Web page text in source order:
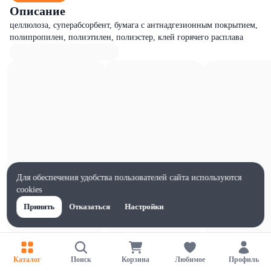
Описание
целлюлоза, суперабсорбент, бумага с антнадгезионным покрытием,
полипропилен, полиэтилен, полиэстер, клей горячего расплава
Характеристики
Ширина, мм
Каталог Поиск Корзина Любимое Профиль
Для обеспечения удобства пользователей сайта используются
cookies
Принять
Отказаться Настройки